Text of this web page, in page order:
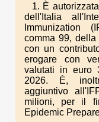
1. È
dell'Italia
Immunization
comma 99,
con un
erogare con
valutati in euro
2026. È,
aggiuntivo
milioni, per il
Epidemic